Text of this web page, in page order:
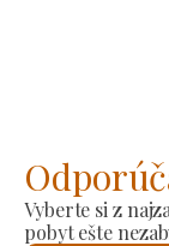
Vyberte si z
pobyt ešte